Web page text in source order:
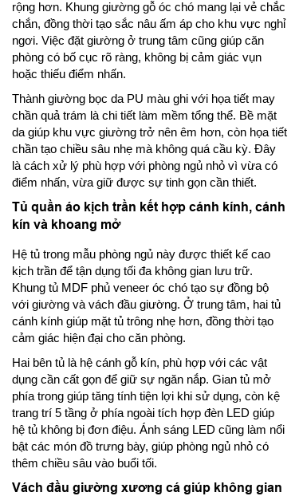
rộng hơn. Khung giường gỗ óc chó mang lại vẻ chắc
chắn, đồng thời tạo sắc nâu ấm áp cho khu vực nghỉ
ngơi. Việc đặt giường ở trung tâm cũng giúp căn
phòng có bố cục rõ ràng, không bị cảm giác vụn
hoặc thiếu điểm nhấn.
Thành giường bọc da PU màu ghi với họa tiết may
chần quả trám là chi tiết làm mềm tổng thể. Bề mặt
da giúp khu vực giường trở nên êm hơn, còn họa tiết
chần tạo chiều sâu nhẹ mà không quá cầu kỳ. Đây
là cách xử lý phù hợp với phòng ngủ nhỏ vì vừa có
điểm nhấn, vừa giữ được sự tinh gọn cần thiết.
Tủ quần áo kịch trần kết hợp cánh kính, cánh
kín và khoang mở
Hệ tủ trong mẫu phòng ngủ này được thiết kế cao
kịch trần để tận dụng tối đa không gian lưu trữ.
Khung tủ MDF phủ veneer óc chó tạo sự đồng bộ
với giường và vách đầu giường. Ở trung tâm, hai tủ
cánh kính giúp mặt tủ trông nhẹ hơn, đồng thời tạo
cảm giác hiện đại cho căn phòng.
Hai bên tủ là hệ cánh gỗ kín, phù hợp với các vật
dụng cần cất gọn để giữ sự ngăn nắp. Gian tủ mở
phía trong giúp tăng tính tiện lợi khi sử dụng, còn kệ
trang trí 5 tầng ở phía ngoài tích hợp đèn LED giúp
hệ tủ không bị đơn điệu. Ánh sáng LED cũng làm nổi
bật các món đồ trưng bày, giúp phòng ngủ nhỏ có
thêm chiều sâu vào buổi tối.
Vách đầu giường xương cá giúp không gian